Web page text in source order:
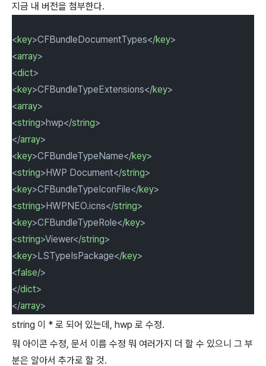
지금 내 버전을 첨부한다.
<key>CFBundleDocumentTypes</key>
<array>
<dict>
<key>CFBundleTypeExtensions</key>
<array>
<string>hwp</string>
</array>
<key>CFBundleTypeName</key>
<string>HWP Document</string>
<key>CFBundleTypeIconFile</key>
<string>HWPNEO.icns</string>
<key>CFBundleTypeRole</key>
<string>Viewer</string>
<key>LSTypeIsPackage</key>
<false/>
</dict>
</array>
string 이 * 로 되어 있는데, hwp 로 수정.
뭐 아이콘 수정, 문서 이름 수정 뭐 여러가지 더 할 수 있으니 그 부
분은 알아서 추가로 할 것.